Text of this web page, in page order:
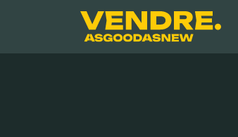
Contenu principal